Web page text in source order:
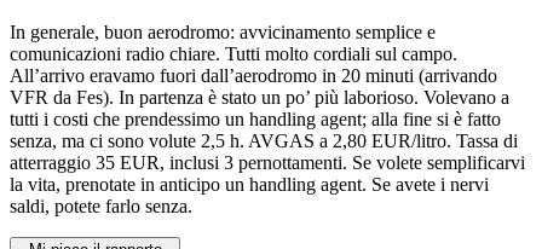
In generale, buon aerodromo: avvicinamento semplice e
comunicazioni radio chiare. Tutti molto cordiali sul campo.
All’arrivo eravamo fuori dall’aerodromo in 20 minuti (arrivando
VFR da Fes). In partenza è stato un po’ più laborioso. Volevano a
tutti i costi che prendessimo un handling agent; alla fine si è fatto
senza, ma ci sono volute 2,5 h. AVGAS a 2,80 EUR/litro. Tassa di
atterraggio 35 EUR, inclusi 3 pernottamenti. Se volete semplificarvi
la vita, prenotate in anticipo un handling agent. Se avete i nervi
saldi, potete farlo senza.